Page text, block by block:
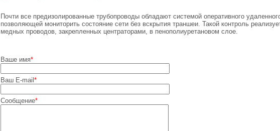
Почти все предизолированные трубопроводы обладают системой оперативного
позволяющей мониторить состояние сети без вскрытия траншеи. Такой контроль
медных проводов, закрепленных центраторами, в пенополиуретановом слое.
Ваше имя*
Ваш E-mail *
Сообщение*